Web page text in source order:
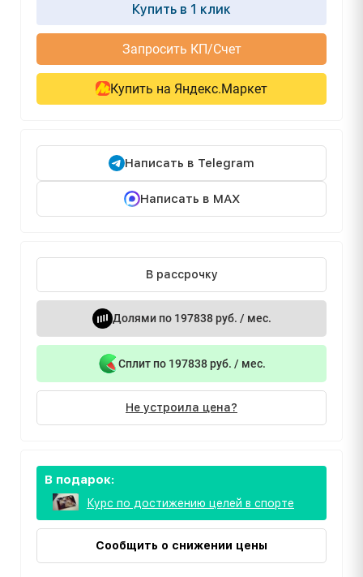
Купить в 1 клик
Запросить КП/Счет
Купить на Яндекс.Маркет
Написать в Telegram
Написать в MAX
В рассрочку
Долями по 197838 руб. / мес.
Сплит по 197838 руб. / мес.
Не устроила цена?
В подарок:
Курс по достижению целей в спорте
Сообщить о снижении цены